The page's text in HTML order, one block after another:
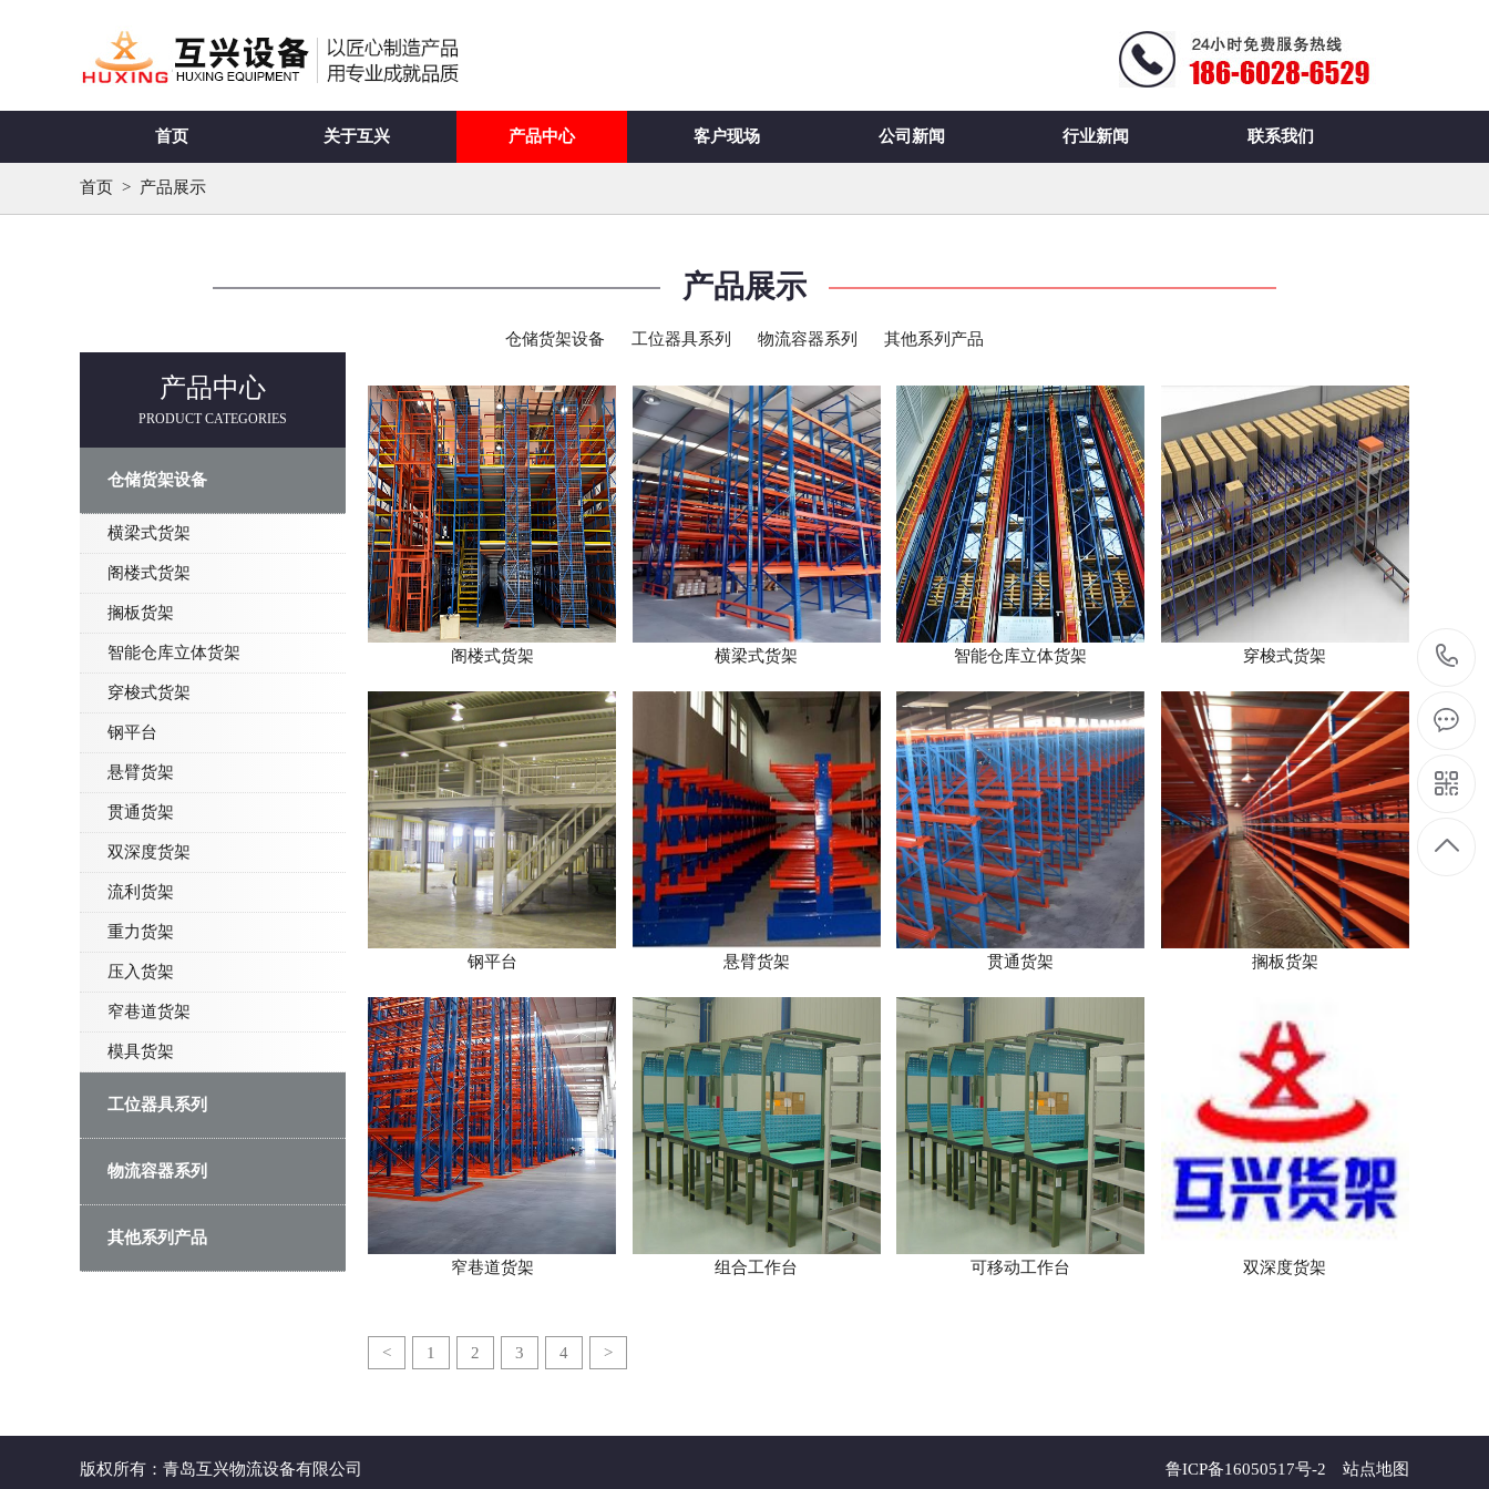
首页 关于互兴 产品中心 客户现场 公司新闻 行业新闻 联系我们
首页 > 产品展示
产品展示
仓储货架设备 工位器具系列 物流容器系列 其他系列产品
产品中心
PRODUCT CATEGORIES
仓储货架设备
横梁式货架
阁楼式货架
搁板货架
智能仓库立体货架
穿梭式货架
钢平台
悬臂货架
贯通货架
双深度货架
流利货架
重力货架
压入货架
窄巷道货架
模具货架
工位器具系列
物流容器系列
其他系列产品
阁楼式货架 横梁式货架 智能仓库立体货架 穿梭式货架
钢平台 悬臂货架 贯通货架 搁板货架
窄巷道货架 组合工作台 可移动工作台 双深度货架
< 1 2 3 4 >
版权所有：青岛互兴物流设备有限公司 站点地图
鲁ICP备16050517号-2